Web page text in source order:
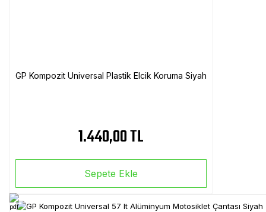
GP Kompozit Universal Plastik Elcik Koruma Siyah
1.440,00 TL
Sepete Ekle